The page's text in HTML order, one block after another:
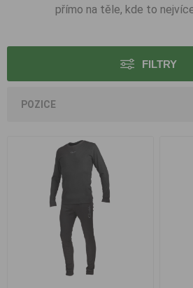
přímo na těle, kde to
FILTRY